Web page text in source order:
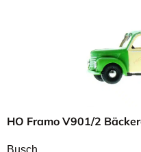
HO Framo V901/2
Busch